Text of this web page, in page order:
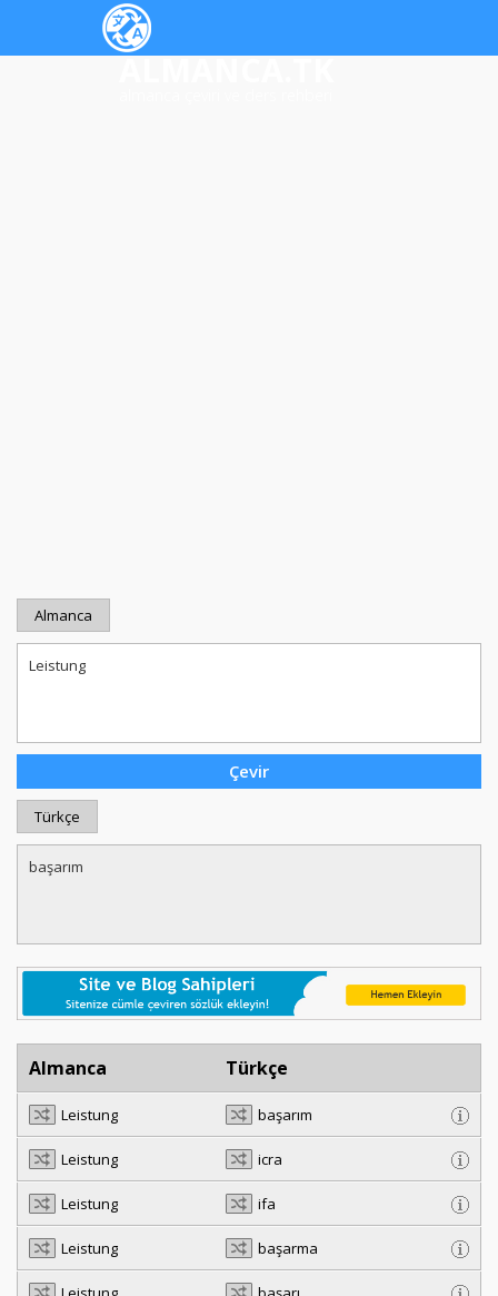
ALMANCA.TK
Almanca
Türkçe
Almanca Türkçe
Leistung başarım
Leistung icra
Leistung ifa
Leistung başarma